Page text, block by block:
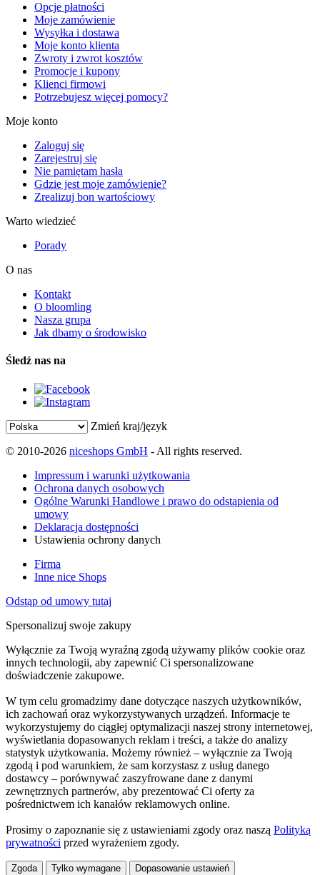
Opcje płatności
Moje zamówienie
Wysyłka i dostawa
Moje konto klienta
Zwroty i zwrot kosztów
Promocje i kupony
Klienci firmowi
Potrzebujesz więcej pomocy?
Moje konto
Zaloguj się
Zarejestruj się
Nie pamiętam hasła
Gdzie jest moje zamówienie?
Zrealizuj bon wartościowy
Warto wiedzieć
Porady
O nas
Kontakt
O bloomling
Nasza grupa
Jak dbamy o środowisko
Śledź nas na
Zmień kraj/język
© 2010-2026 niceshops GmbH - All rights reserved.
Impressum i warunki użytkowania
Ochrona danych osobowych
Ogólne Warunki Handlowe i prawo do odstąpienia od
umowy
Deklaracja dostępności
Ustawienia ochrony danych
Firma
Inne nice Shops
Odstąp od umowy tutaj
Spersonalizuj swoje zakupy
Wyłącznie za Twoją wyraźną zgodą używamy plików cookie oraz
innych technologii, aby zapewnić Ci spersonalizowane
doświadczenie zakupowe.
W tym celu gromadzimy dane dotyczące naszych użytkowników,
ich zachowań oraz wykorzystywanych urządzeń. Informacje te
wykorzystujemy do ciągłej optymalizacji naszej strony internetowej,
wyświetlania dopasowanych reklam i treści, a także do analizy
statystyk użytkowania. Możemy również – wyłącznie za Twoją
zgodą i pod warunkiem, że sam korzystasz z usług danego
dostawcy – porównywać zaszyfrowane dane z danymi
zewnętrznych partnerów, aby prezentować Ci oferty za
pośrednictwem ich kanałów reklamowych online.
Prosimy o zapoznanie się z ustawieniami zgody oraz naszą Polityką
prywatności przed wyrażeniem zgody.
Zgoda Tylko wymagane Dopasowanie ustawień